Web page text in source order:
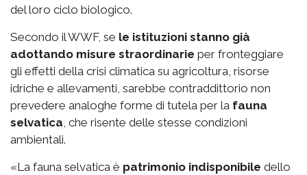
del loro ciclo biologico.
Secondo il WWF, se le istituzioni stanno già
adottando misure straordinarie per fronteggiare
gli effetti della crisi climatica su agricoltura, risorse
idriche e allevamenti, sarebbe contraddittorio non
prevedere analoghe forme di tutela per la fauna
selvatica , che risente delle stesse condizioni
ambientali.
«La fauna selvatica è patrimonio indisponibile dello